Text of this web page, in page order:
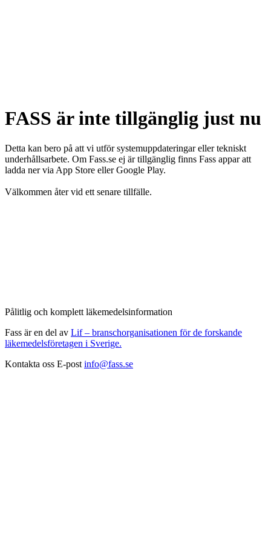
FASS är inte tillgänglig just nu
Detta kan bero på att vi utför systemuppdateringar eller tekniskt
underhållsarbete. Om Fass.se ej är tillgänglig finns Fass appar att
ladda ner via App Store eller Google Play.
Välkommen åter vid ett senare tillfälle.
Pålitlig och komplett läkemedelsinformation
Fass är en del av Lif – branschorganisationen för de forskande
läkemedelsföretagen i Sverige.
Kontakta oss E-post info@fass.se